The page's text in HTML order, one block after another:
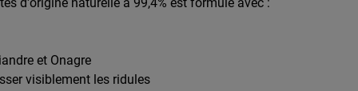
et Onagre
visiblement les ridules